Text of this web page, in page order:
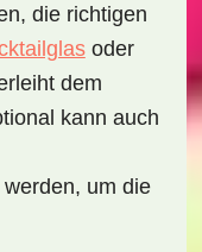
die richtigen
oder
dem
kann auch
um die